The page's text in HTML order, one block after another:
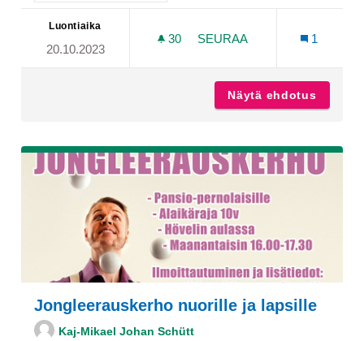
Luontiaika
20.10.2023
30 30 SEURAAJAA
SEURAA
1
Näytä ehdotus
Jongleerauskerho nuorille ja lapsille
Kaj-Mikael Johan Schütt